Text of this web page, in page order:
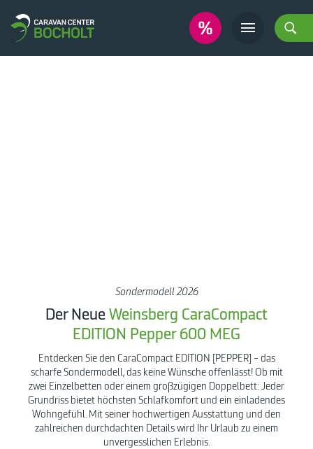
Sondermodell 2026
Der NeueWeinsberg CaraCompact
EDITION Pepper 600 MEG
Entdecken Sie den CaraCompact EDITION [PEPPER] – das
scharfe Sondermodell, das keine Wünsche offenlässt! Ob mit
zwei Einzelbetten oder einem großzügigen Doppelbett: Jeder
Grundriss bietet höchsten Schlafkomfort und ein einladendes
Wohngefühl. Mit seiner hochwertigen Ausstattung und den
zahlreichen durchdachten Details wird Ihr Urlaub zu einem
unvergesslichen Erlebnis.